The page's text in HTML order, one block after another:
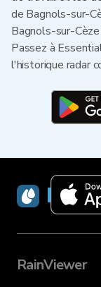
de Bagnols-sur-
Bagnols-sur-
Passez à
l'historique radar
RainViewer